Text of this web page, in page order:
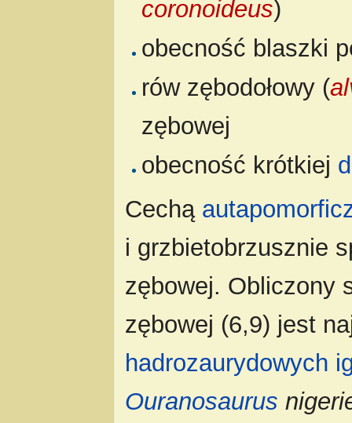
coronoideus)
obecność blaszki
rów zębodołowy (
zębowej
obecność krótkiej
Cechą
i grzbietobrzusznie
zębowej. Obliczony
zębowej (6,9) jest
hadrozaurydowych
Ouranosaurus